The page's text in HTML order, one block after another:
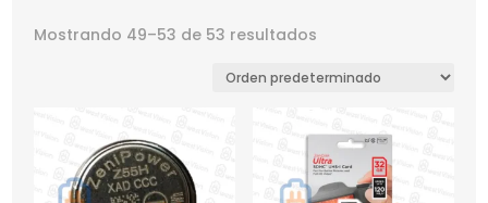
Mostrando 49–53 de 53 resultados